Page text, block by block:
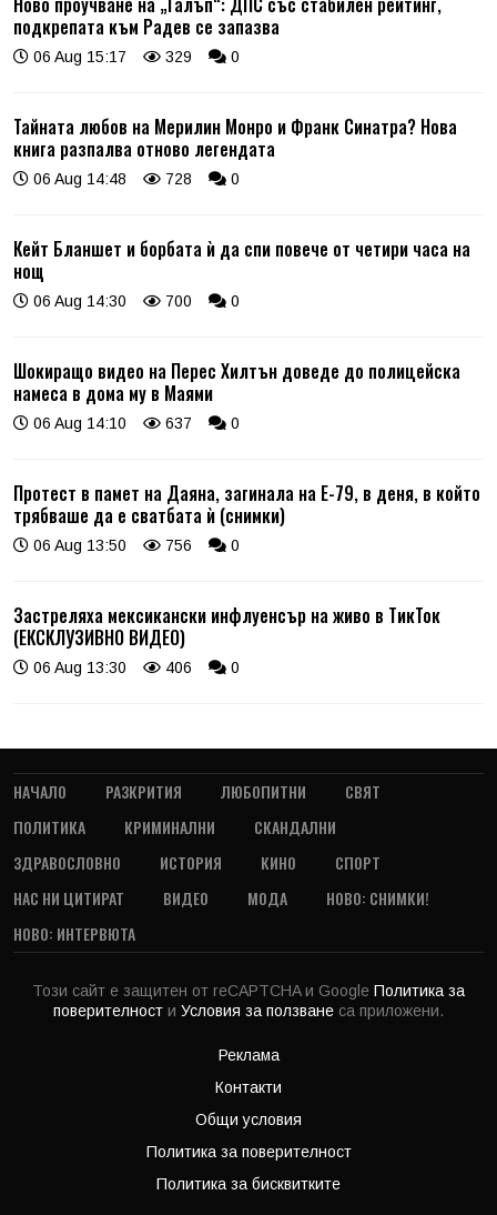
подкрепата към Радев се запазва
06 Aug 15:17 329 0
Тайната любов на Мерилин Монро и Франк Синатра? Нова
книга разпалва отново легендата
06 Aug 14:48 728 0
Кейт Бланшет и борбата ѝ да спи повече от четири часа на
нощ
06 Aug 14:30 700 0
Шокиращо видео на Перес Хилтън доведе до полицейска
намеса в дома му в Маями
06 Aug 14:10 637 0
Протест в памет на Даяна, загинала на Е-79, в деня, в който
трябваше да е сватбата ѝ (снимки)
06 Aug 13:50 756 0
Застреляха мексикански инфлуенсър на живо в ТикТок
(ЕКСКЛУЗИВНО ВИДЕО)
06 Aug 13:30 406 0
НАЧАЛО РАЗКРИТИЯ ЛЮБОПИТНИ
СВЯТ
ПОЛИТИКА
КРИМИНАЛНИ
СКАНДАЛНИ
ЗДРАВОСЛОВНО
ИСТОРИЯ КИНО
СПОРТ
НАС НИ ЦИТИРАТ
ВИДЕО МОДА
НОВО: СНИМКИ!
НОВО: ИНТЕРВЮТА
Този сайт е защитен от reCAPTCHA и Google Политика за
поверителност и Условия за ползване са приложени.
Реклама
Контакти
Общи условия
Политика за поверителност
Политика за бисквитките